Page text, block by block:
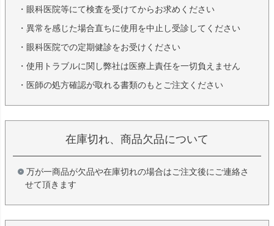
・眼科医院等にて検査を受けてからお求めください
・異常を感じた場合直ちに使用を中止し受診してください
・眼科医院での定期健診をお受けください
・使用トラブルに関し弊社は医療上責任を一切負えません
・医師の処方確認が取れる書類のもとご注文ください
在庫切れ、商品欠品について
万が一商品が欠品や在庫切れの場合はご注文後にご連絡さ
せて頂きます